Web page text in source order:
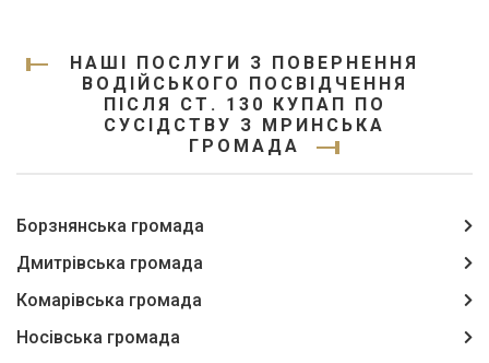
НАШІ ПОСЛУГИ З ПОВЕРНЕННЯ
ВОДІЙСЬКОГО ПОСВІДЧЕННЯ
ПІСЛЯ СТ. 130 КУПАП ПО
СУСІДСТВУ З МРИНСЬКА
ГРОМАДА
Борзнянська громада
Дмитрівська громада
Комарівська громада
Носівська громада